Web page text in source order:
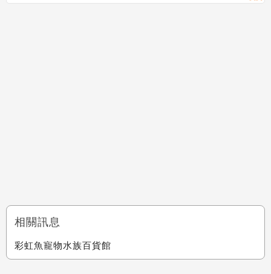
相關訊息
彩虹魚寵物水族百貨館